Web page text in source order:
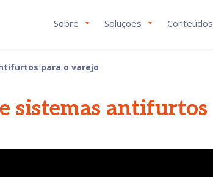
Sobre Soluções Conteúdos
para o varejo
sistemas antifurtos